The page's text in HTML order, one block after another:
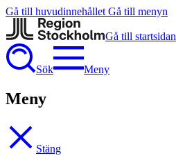
Gå till huvudinnehållet Gå till menyn
Gå till startsidan
Sök Meny
Meny
Stäng